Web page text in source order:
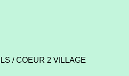
/COEUR 2 VILLAGE